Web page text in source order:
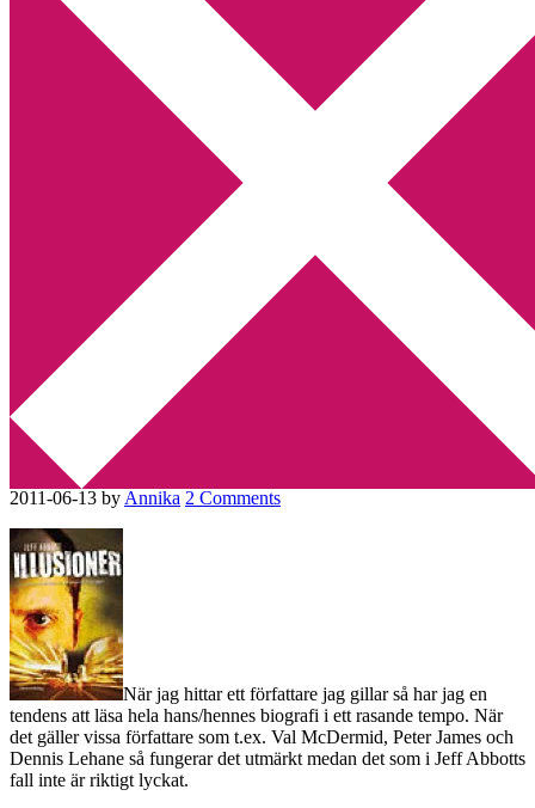
Boktolva
Författarfemman
Kontakt
Webbshop Amazon
Utskriftscentralen
Min tv-blogg
You are here:Home Amerikansk litteratur
Recension: Illusioner
av Jeff Abbott
Recension: Illusioner av Jeff
Abbott
2011-06-13 by Annika 2 Comments
När jag hittar ett författare jag gillar så har jag en
tendens att läsa hela hans/hennes biografi i ett rasande tempo. När
det gäller vissa författare som t.ex. Val McDermid, Peter James och
Dennis Lehane så fungerar det utmärkt medan det som i Jeff Abbotts
fall inte är riktigt lyckat.